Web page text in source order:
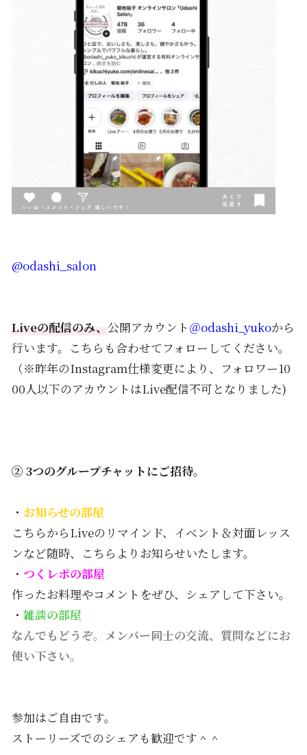
@odashi_salon
Liveの配信のみ、 公開アカウント ＠odashi_yukoから
行います。こちらも合わせてフォローしてください。
（※昨年のInstagram仕様変更により、フォロワー10
00人以下のアカウントはLive配信不可となりました)
② 3つのグループチャットにご招待。
・ お知らせの部屋
こちらからLiveのリマインド、イベント＆対面レッス
ンなど随時、こちらよりお知らせいたします。
・ つくレポの部屋
作ったお料理やコメントをぜひ、シェアして下さい。
・ 雑談の部屋
なんでもどうぞ。メンバー同士の交流、質問などにお
使い下さい。
参加はご自由です。
ストーリーズでのシェアも歓迎です＾＾